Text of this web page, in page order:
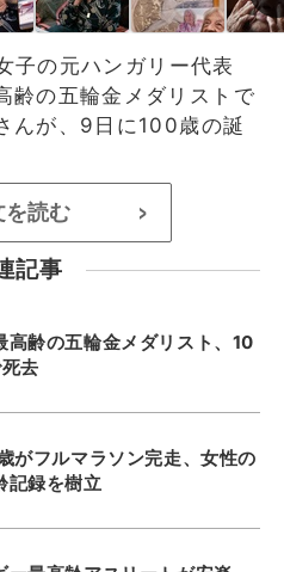
子の元ハンガリー代表
齢の五輪金メダリストで
んが、9日に100歳の誕
を読む >
記事
高齢の五輪金メダリスト、10
去
がフルマラソン完走、女性の
記録を樹立